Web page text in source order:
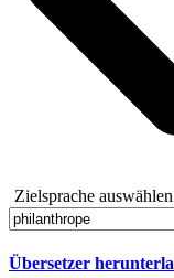
Zielsprache auswählen
Übersetzer